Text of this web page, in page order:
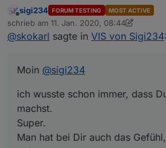
ich wusste schon immer, dass
machst.
Super.
Was ich mir gerne mal
magst Du das auch mal hier
Online
sigi234 FORUM TESTING MOST ACTIVE
schrieb am 11. Jan. 2020, 08:44
zuletzt editiert von sigi2341. Nov. 2020,
@skokarl sagte in VIS von Sigi234:
Moin @sigi234
ich wusste schon immer, dass
machst.
Super.
Man hat bei Dir auch das